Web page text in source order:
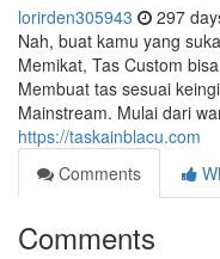
lorirden305943 297
Nah, buat kamu yang
Memikat, Tas Custom
Membuat tas sesuai
Mainstream. Mulai dari
https://taskainblacu.com
Comments
Comments